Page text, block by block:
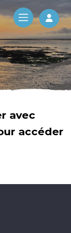
Log
avec
accéder